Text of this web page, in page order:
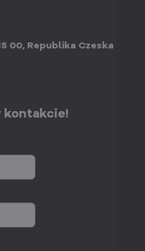
00, Republika Czeska
kontakcie!